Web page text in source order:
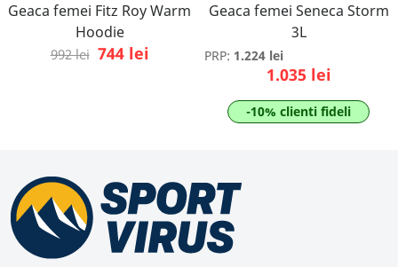
Geaca femei Fitz Roy Warm
Hoodie
992 lei 744 lei
Geaca femei Seneca Storm
3L
PRP: 1.224 lei
1.035 lei
-10% clienti fideli